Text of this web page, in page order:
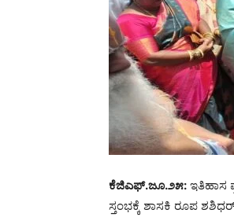
ಕೆಜಿಎಫ್.ಜೂ.೨೫: ಇತಿಹಾಸ
ಸ್ತಂಭಕ್ಕೆ ಶಾಸಕಿ ರೂಪ